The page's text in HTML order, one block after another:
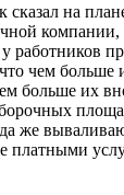
на
компании,
работников
чем больше
больше их
же
платными